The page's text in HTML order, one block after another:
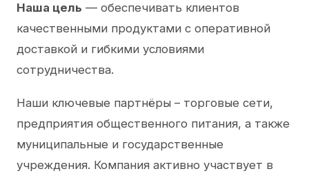
Наша цель — обеспечивать клиентов
качественными продуктами с оперативной
доставкой и гибкими условиями
сотрудничества.
Наши ключевые партнёры – торговые сети,
предприятия общественного питания, а также
муниципальные и государственные
учреждения. Компания активно участвует в